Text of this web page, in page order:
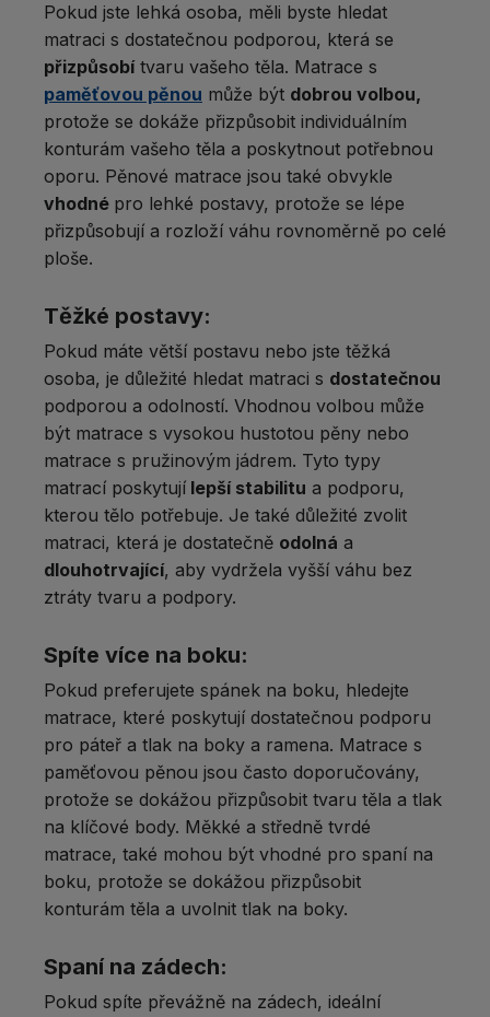
Pokud jste lehká osoba, měli byste hledat
matraci s dostatečnou podporou, která se
přizpůsobítvaru vašeho těla. Matrace s
paměťovou pěnou může být dobrou volbou,
protože se dokáže přizpůsobit individuálním
konturám vašeho těla a poskytnout potřebnou
oporu. Pěnové matrace jsou také obvykle
vhodné pro lehké postavy, protože se lépe
přizpůsobují a rozloží váhu rovnoměrně po celé
ploše.
Těžké postavy:
Pokud máte větší postavu nebo jste těžká
osoba, je důležité hledat matraci s dostatečnou
podporou a odolností. Vhodnou volbou může
být matrace s vysokou hustotou pěny nebo
matrace s pružinovým jádrem. Tyto typy
matrací poskytují lepší stabilitu a podporu,
kterou tělo potřebuje. Je také důležité zvolit
matraci, která je dostatečně odolná a
dlouhotrvající, aby vydržela vyšší váhu bez
ztráty tvaru a podpory.
Spíte více na boku:
Pokud preferujete spánek na boku, hledejte
matrace, které poskytují dostatečnou podporu
pro páteř a tlak na boky a ramena. Matrace s
paměťovou pěnou jsou často doporučovány,
protože se dokážou přizpůsobit tvaru těla a tlak
na klíčové body. Měkké a středně tvrdé
matrace, také mohou být vhodné pro spaní na
boku, protože se dokážou přizpůsobit
konturám těla a uvolnit tlak na boky.
Spaní na zádech:
Pokud spíte převážně na zádech, ideální